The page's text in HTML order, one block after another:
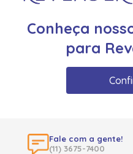
Conheça
para
Fale com a gente!
(11) 3675-7400